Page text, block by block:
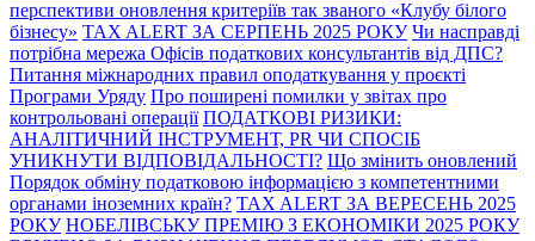
перспективи оновлення критеріїв так званого «Клубу білого
бізнесу» TAX ALERT ЗА СЕРПЕНЬ 2025 РОКУ Чи насправді
потрібна мережа Офісів податкових консультантів від ДПС?
Питання міжнародних правил оподаткування у проєкті
Програми Уряду Про поширені помилки у звітах про
контрольовані операції ПОДАТКОВІ РИЗИКИ:
АНАЛІТИЧНИЙ ІНСТРУМЕНТ, PR ЧИ СПОСІБ
УНИКНУТИ ВІДПОВІДАЛЬНОСТІ? Що змінить оновлений
Порядок обміну податковою інформацією з компетентними
органами іноземних країн? TAX ALERT ЗА ВЕРЕСЕНЬ 2025
РОКУ НОБЕЛІВСЬКУ ПРЕМІЮ З ЕКОНОМІКИ 2025 РОКУ